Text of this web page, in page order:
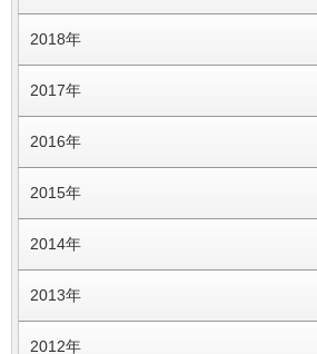
2018年
2017年
2016年
2015年
2014年
2013年
2012年